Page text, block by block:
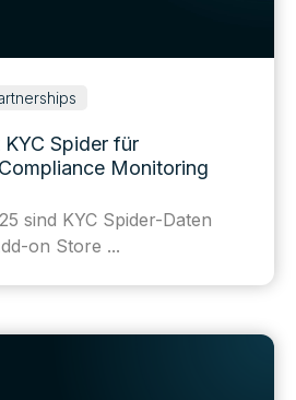
Spider für
Monitoring
sind KYC Spider-Daten
on Store ...